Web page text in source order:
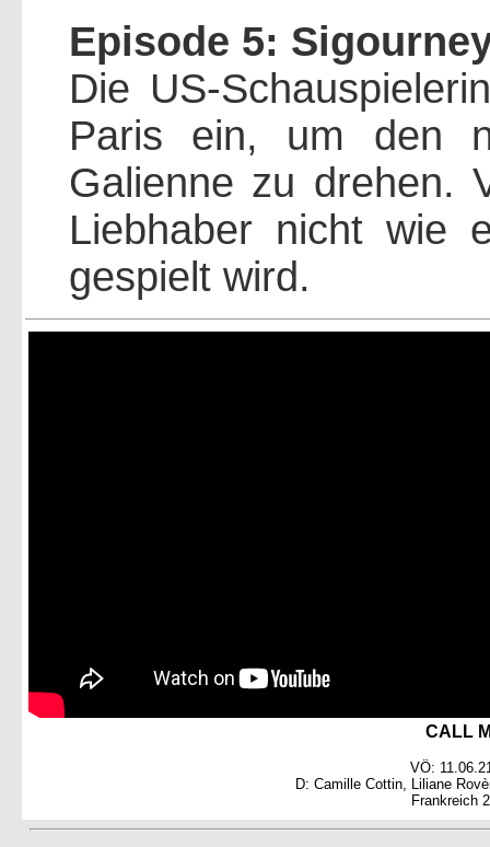
Episode 5:
Die US-
Paris ein, um den
Galienne zu drehen.
Liebhaber nicht wie
gespielt wird.
CALL
VÖ:
D: Camille Cottin, Liliane
Frankreich